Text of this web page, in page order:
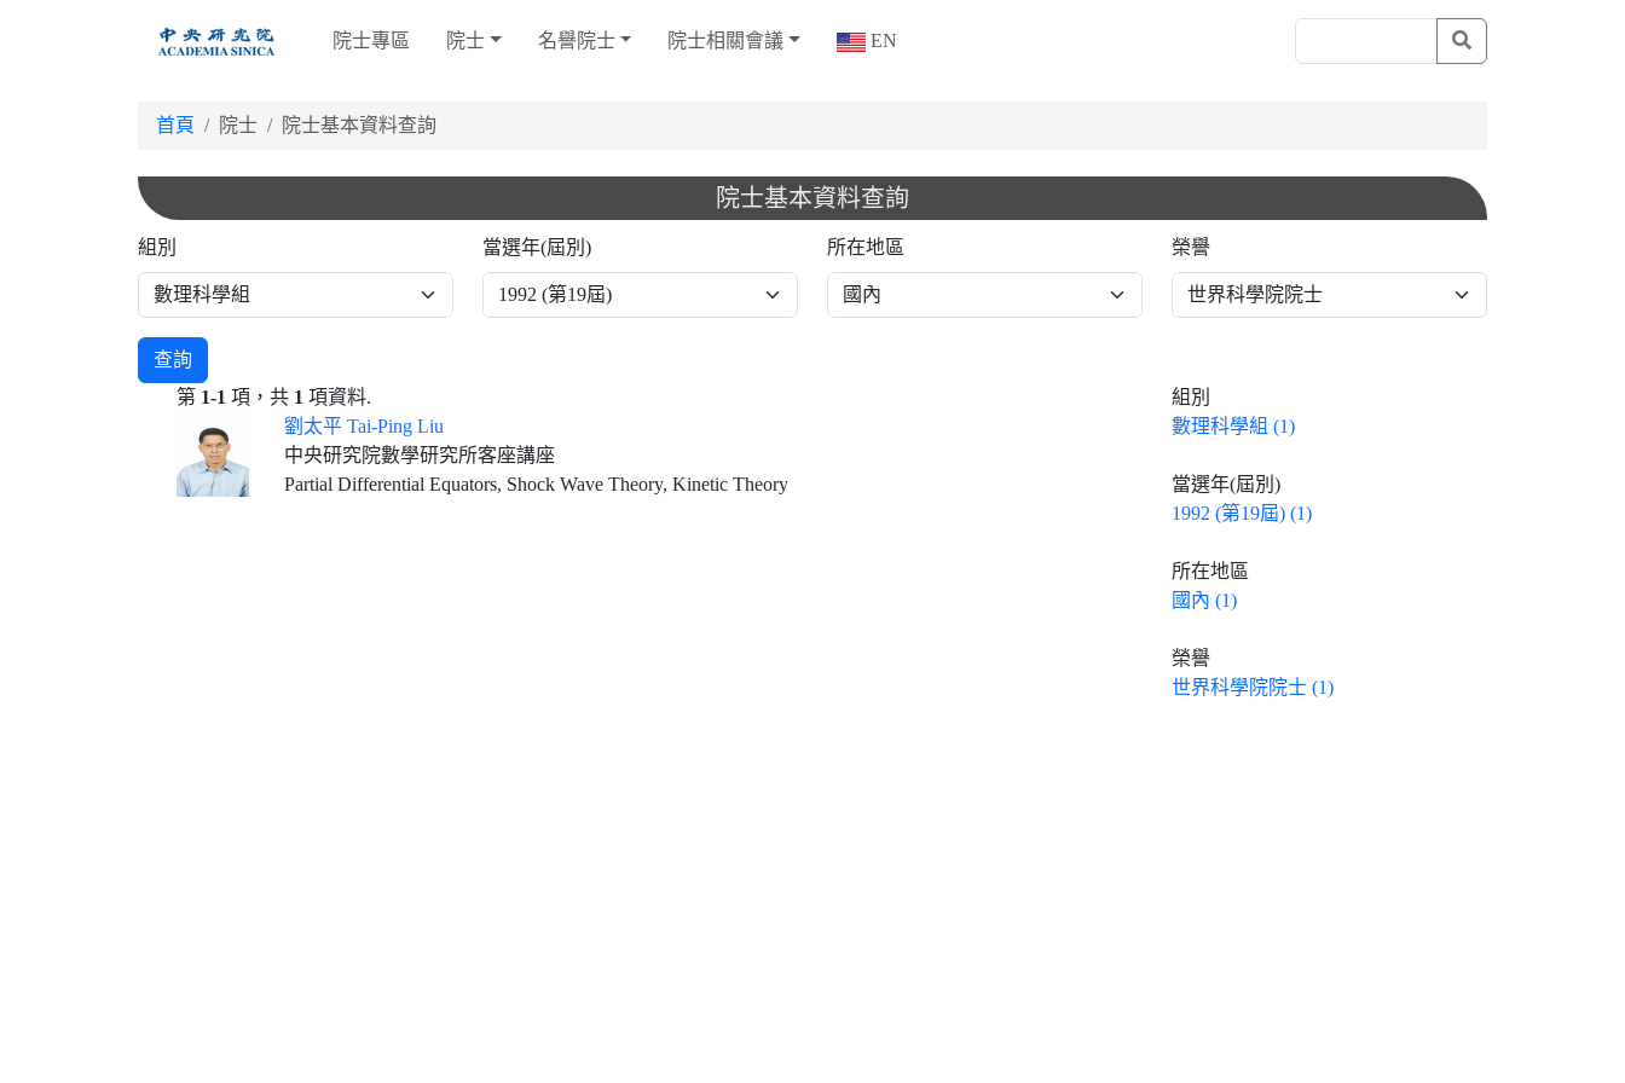
院士專區 院士 名譽院士 院士相關會議 EN
首頁 院士 院士基本資料查詢
院士基本資料查詢
組別 當選年(屆別) 所在地區 榮譽
查詢
第 1-1 項，共 1 項資料.
劉太平 Tai-Ping Liu
中央研究院數學研究所客座講座
Partial Differential Equators, Shock Wave Theory, Kinetic Theory
組別
數理科學組 (1)
當選年(屆別)
1992 (第19屆) (1)
所在地區
國內 (1)
榮譽
世界科學院院士 (1)